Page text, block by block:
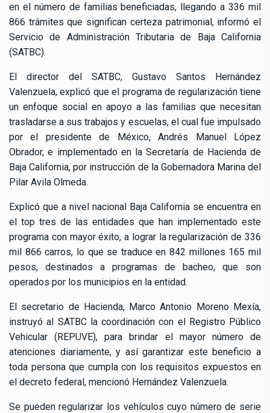
en el número de familias beneficiadas, llegando a 336 mil
866 trámites que significan certeza patrimonial, informó el
Servicio de Administración Tributaria de Baja California
(SATBC).
El director del SATBC, Gustavo Santos Hernández
Valenzuela, explicó que el programa de regularización tiene
un enfoque social en apoyo a las familias que necesitan
trasladarse a sus trabajos y escuelas, el cual fue impulsado
por el presidente de México, Andrés Manuel López
Obrador, e implementado en la Secretaría de Hacienda de
Baja California, por instrucción de la Gobernadora Marina del
Pilar Avila Olmeda.
Explicó que a nivel nacional Baja California se encuentra en
el top tres de las entidades que han implementado este
programa con mayor éxito, a lograr la regularización de 336
mil 866 carros, lo que se traduce en 842 millones 165 mil
pesos, destinados a programas de bacheo, que son
operados por los municipios en la entidad.
El secretario de Hacienda, Marco Antonio Moreno Mexía,
instruyó al SATBC la coordinación con el Registro Público
Vehicular (REPUVE), para brindar el mayor número de
atenciones diariamente, y así garantizar este beneficio a
toda persona que cumpla con los requisitos expuestos en
el decreto federal, mencionó Hernández Valenzuela.
Se pueden regularizar los vehículos cuyo número de serie